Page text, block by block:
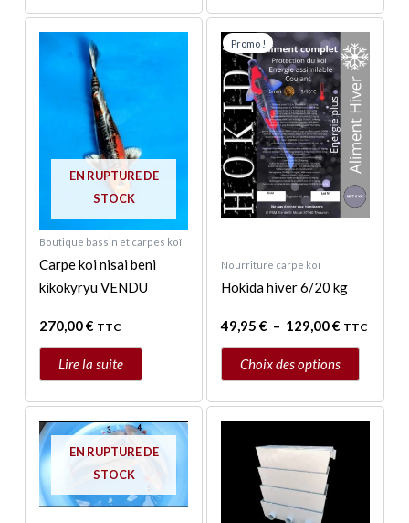
EN RUPTURE DE
STOCK
Boutique bassin et carpes koï
Carpe koi nisai beni
kikokyryu VENDU
270,00€ TTC
Lire la suite
Promo !
Nourriture carpe koï
Hokida hiver 6/20 kg
49,95 € – 129,00€
de
prix :
49,95 €
129,00 €
TTC
Choix des options
produit
a
plusieurs
variations.
Les
options
peuvent
être
la
du
produit
EN RUPTURE DE
STOCK
Ce
produit
a
plusieurs
variations.
Ce
plusieurs
variations.